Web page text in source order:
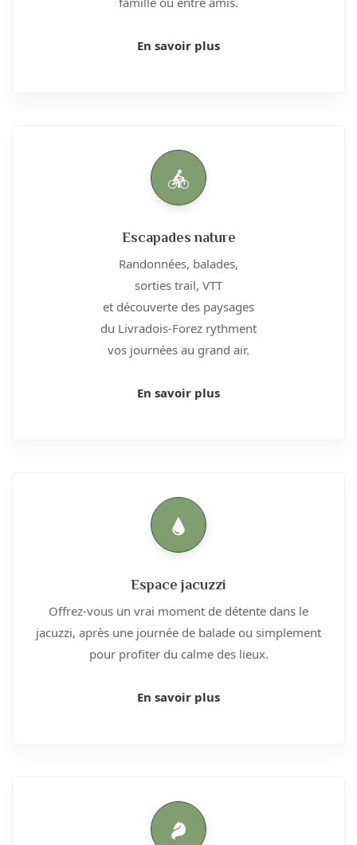
En savoir plus
Escapades nature
Randonnées, balades,
sorties trail, VTT
et découverte des paysages
du Livradois-Forez rythment
vos journées au grand air.
En savoir plus
Espace jacuzzi
Offrez-vous un vrai moment de détente dans le
jacuzzi, après une journée de balade ou simplement
pour profiter du calme des lieux.
En savoir plus